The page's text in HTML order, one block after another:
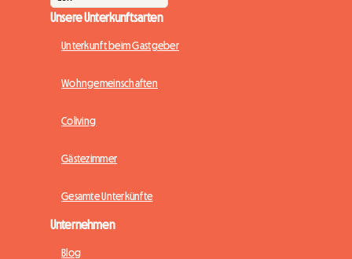
Unsere Unterkunftsarten
Unterkunft beim Gastgeber
Wohngemeinschaften
Coliving
Gästezimmer
Gesamte Unterkünfte
Unternehmen
Blog